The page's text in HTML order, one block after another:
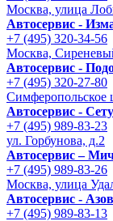
Москва, улица
Автосервис -
+7 (495) 320-34-56
Москва,
Автосервис -
+7 (495) 320-27-80
Симферопольское
Автосервис -
+7 (495) 989-83-23
ул. Горбунова, д.2
Автосервис –
+7 (495) 989-83-26
Москва, улица
Автосервис -
+7 (495) 989-83-13